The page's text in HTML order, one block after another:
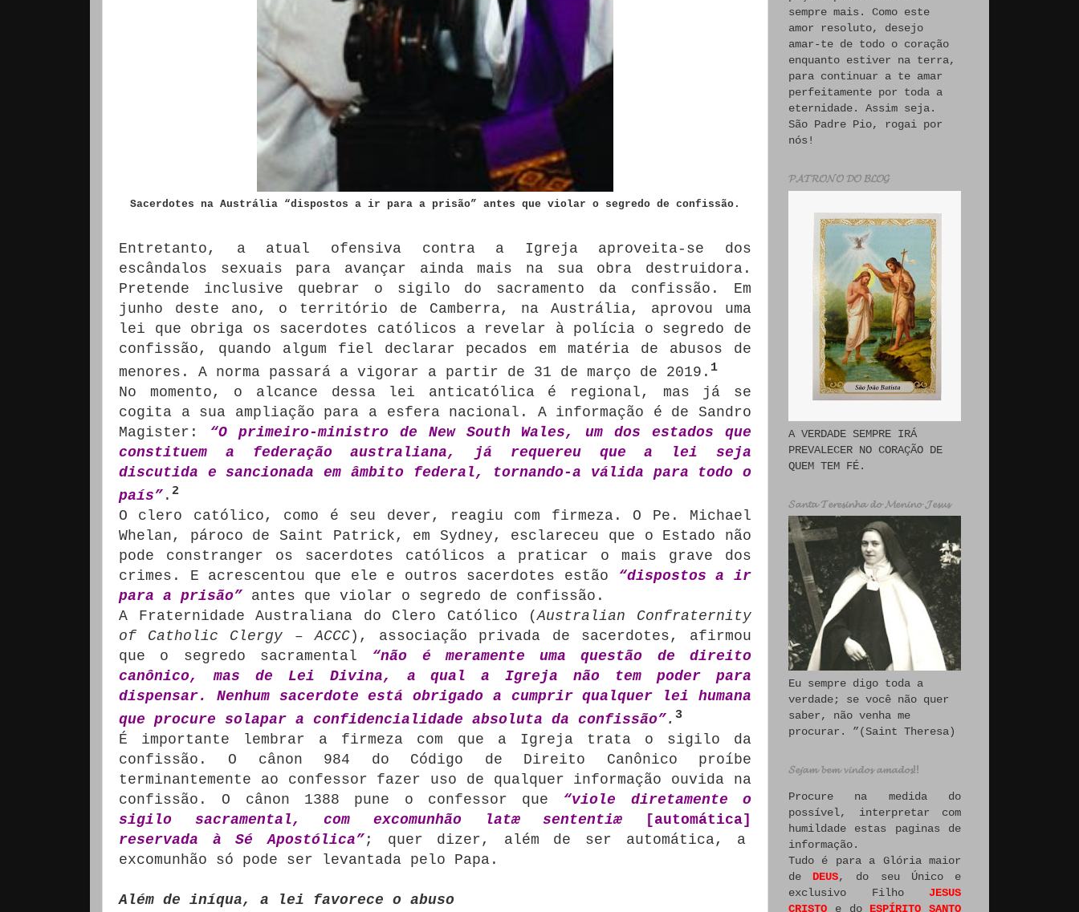
Sacerdotes na Austrália “dispostos a ir para a prisão” antes que violar o segredo de confissão.
Entretanto, a atual ofensiva contra a Igreja aproveita-se dos
escândalos sexuais para avançar ainda mais na sua obra destruidora.
Pretende inclusive quebrar o sigilo do sacramento da confissão. Em
junho deste ano, o território de Camberra, na Austrália, aprovou uma
lei que obriga os sacerdotes católicos a revelar à polícia o segredo de
confissão, quando algum fiel declarar pecados em matéria de abusos de
menores. A norma passará a vigorar a partir de 31 de março de 2019. 1
No momento, o alcance dessa lei anticatólica é regional, mas já se
cogita a sua ampliação para a esfera nacional. A informação é de Sandro
Magister:
“O primeiro-ministro de New South Wales, um dos estados que
constituem a federação australiana, já requereu que a lei seja
discutida e sancionada em âmbito federal, tornando-a válida para todo o
país” . 2
O clero católico, como é seu dever, reagiu com firmeza. O Pe. Michael
Whelan, pároco de Saint Patrick, em Sydney, esclareceu que o Estado não
pode constranger os sacerdotes católicos a praticar o mais grave dos
crimes. E acrescentou que ele e outros sacerdotes estão
“dispostos a ir
para a prisão” antes que violar o segredo de confissão.
A Fraternidade Australiana do Clero Católico (Australian Confraternity
of Catholic Clergy – ACCC), associação privada de sacerdotes, afirmou
que o segredo sacramental “não é meramente uma questão de direito
canônico, mas de Lei Divina, a qual a Igreja não tem poder para
dispensar. Nenhum sacerdote está obrigado a cumprir qualquer lei humana
que procure solapar a confidencialidade absoluta da confissão”. 3
É importante lembrar a firmeza com que a Igreja trata o sigilo da
confissão. O cânon 984 do Código de Direito Canônico proíbe
terminantemente ao confessor fazer uso de qualquer informação ouvida na
confissão. O cânon 1388 pune o confessor que “viole diretamente o
sigilo sacramental, com excomunhão latæ sententiæ
[automática]
reservada à Sé Apostólica”; quer dizer, além de ser automática, a
excomunhão só pode ser levantada pelo Papa.
Além de iníqua, a lei favorece o abuso
sempre mais. Como este
amor resoluto, desejo
amar-te de todo o coração
enquanto estiver na terra,
para continuar a te amar
perfeitamente por toda a
eternidade. Assim seja.
São Padre Pio, rogai por
nós!
𝓟𝓐𝓣𝓡𝓞𝓝𝓞 𝓓𝓞 𝓑𝓛𝓞𝓖
A VERDADE SEMPRE IRÁ
PREVALECER NO CORAÇÃO DE
QUEM TEM FÉ.
𝓢𝓪𝓷𝓽𝓪 𝓣𝓮𝓻𝓮𝓼𝓲𝓷𝓱𝓪 𝓭𝓸 𝓜𝓮𝓷𝓲𝓷𝓸 𝓙𝓮𝓼𝓾𝓼
Eu sempre digo toda a
verdade; se você não quer
saber, não venha me
procurar. ”(Saint Theresa)
𝓢𝓮𝓳𝓪𝓶 𝓫𝓮𝓶 𝓿𝓲𝓷𝓭𝓸𝓼 𝓪𝓶𝓪𝓭𝓸𝓼!!
Procure na medida do
possível, interpretar com
humildade estas paginas de
informação.
Tudo é para a Glória maior
de DEUS, do seu Único e
exclusivo Filho JESUS
CRISTO e do ESPÍRITO SANTO